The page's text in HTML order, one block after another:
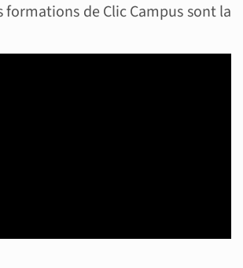
formations de Clic Campus sont la